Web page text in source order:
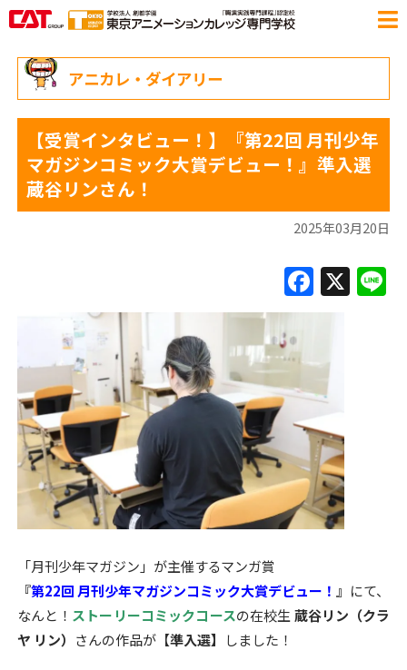
アニカレ・ダイアリー
【受賞インタビュー！】『第22回 月刊少年
マガジンコミック大賞デビュー！』準入選
蔵谷リンさん！
2025年03月20日
F
a
e
b
o
o
k
X
「月刊少年マガジン」が主催するマンガ賞
『第22回 月刊少年マガジンコミック大賞デビュー！ 』 にて、
なんと！ ストーリーコミックコースの在校生蔵谷リン（クラ
ヤ リン） さんの作品が【準入選】 しました！